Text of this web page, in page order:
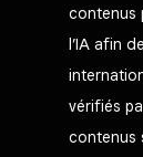
contenus
l’IA afin
vérifiés
contenus